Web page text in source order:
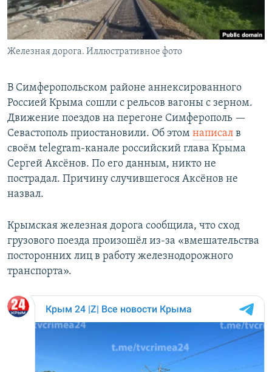
Железная дорога. Иллюстративное фото
В Симферопольском районе аннексированного
Россией Крыма сошли с рельсов вагоны с зерном.
Движение поездов на перегоне Симферополь —
Севастополь приостановили. Об этом написал в
своём telegram-канале российский глава Крыма
Сергей Аксёнов. По его данным, никто не
пострадал. Причину случившегося Аксёнов не
назвал.
Крымская железная дорога сообщила, что сход
грузового поезда произошёл из-за «вмешательства
посторонних лиц в работу железнодорожного
транспорта».